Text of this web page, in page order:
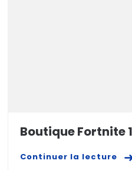
Boutique Fortnite
Continuer la lecture